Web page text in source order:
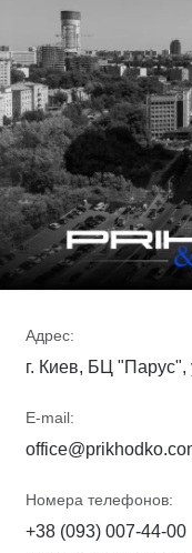
Адрес:
г. Киев, БЦ
E-mail:
Номера телефонов:
+38 (093) 007-44-00